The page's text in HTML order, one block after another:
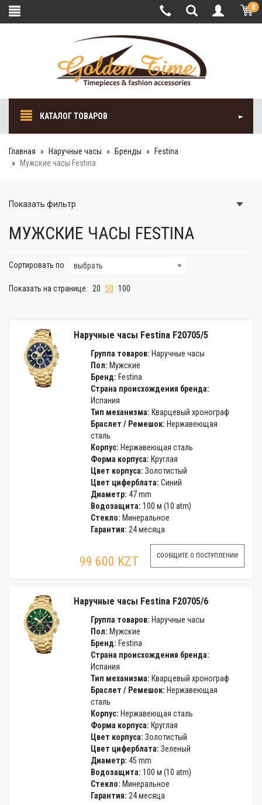
0
КАТАЛОГ ТОВАРОВ
Главная Наручные часы Бренды
Festina
Мужские часы Festina
Показать фильтр
МУЖСКИЕ ЧАСЫ FESTINA
Сортировать по выбрать
Показать на странице: 20 50 100
Наручные часы Festina F20705/5
Группа товаров: Наручные часы
Пол: Мужские
Бренд: Festina
Страна происхождения бренда:
Испания
Тип механизма: Кварцевый хронограф
Браслет / Ремешок: Нержавеющая
сталь
Корпус: Нержавеющая сталь
Форма корпуса: Круглая
Цвет корпуса: Золотистый
Цвет циферблата: Синий
Диаметр: 47 mm
Водозащита: 100 м (10 atm)
Стекло: Минеральное
Гарантия: 24 месяца
99 600 KZT СООБЩИТЕ О ПОСТУПЛЕНИИ
Наручные часы Festina F20705/6
Группа товаров: Наручные часы
Пол: Мужские
Бренд: Festina
Страна происхождения бренда:
Испания
Тип механизма: Кварцевый хронограф
Браслет / Ремешок: Нержавеющая
сталь
Корпус: Нержавеющая сталь
Форма корпуса: Круглая
Цвет корпуса: Золотистый
Цвет циферблата: Зеленый
Диаметр: 45 mm
Водозащита: 100 м (10 atm)
Стекло: Минеральное
Гарантия: 24 месяца